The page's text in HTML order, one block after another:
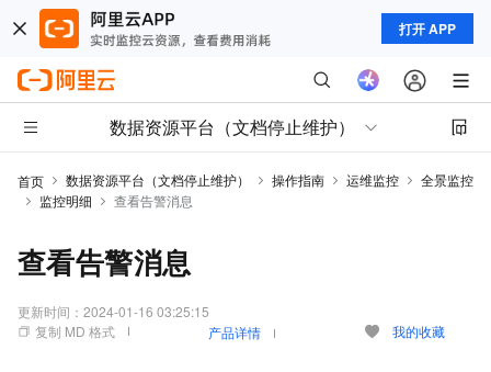
打开 APP
数据资源平台（文档停止维护）
首页 数据资源平台（文档停止维护） 操作指南 运维监控
全景监控
监控明细
查看告警消息
查看告警消息
更新时间： 2024-01-16 03:25:15
复制 MD 格式
产品详情 我的收藏